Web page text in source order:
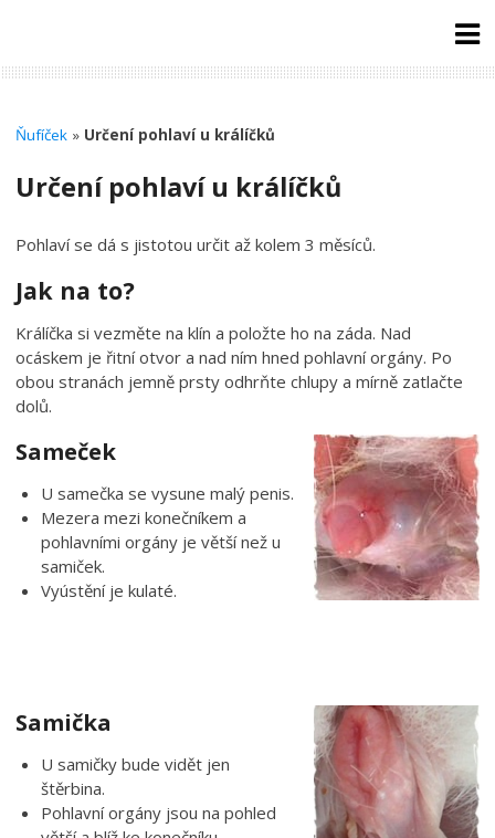
Ňufíček » Určení pohlaví u králíčků
Určení pohlaví u králíčků
Pohlaví se dá s jistotou určit až kolem 3 měsíců.
Jak na to?
Králíčka si vezměte na klín a položte ho na záda. Nad
ocáskem je řitní otvor a nad ním hned pohlavní orgány. Po
obou stranách jemně prsty odhrňte chlupy a mírně zatlačte
dolů.
Sameček
U samečka se vysune malý penis.
Mezera mezi konečníkem a
pohlavními orgány je větší než u
samiček.
Vyústění je kulaté.
Samička
U samičky bude vidět jen
štěrbina.
Pohlavní orgány jsou na pohled